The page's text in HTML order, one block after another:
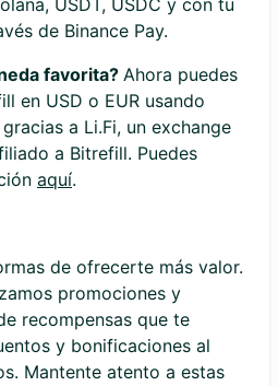
USDT, USDC y con tu
de Binance Pay.
favorita? Ahora puedes
en USD o EUR usando
a Li.Fi, un exchange
a Bitrefill. Puedes
aquí.
de ofrecerte más valor.
promociones y
recompensas que te
y bonificaciones al
Mantente atento a estas